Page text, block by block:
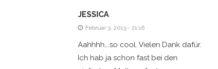
JESSICA
Februar 3, 2013 - 21:16
Aahhhh….so cool. Vielen Dank dafür.
Ich hab ja schon fast bei den